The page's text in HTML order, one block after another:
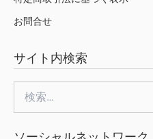
お問合せ
サイト内検索
索: